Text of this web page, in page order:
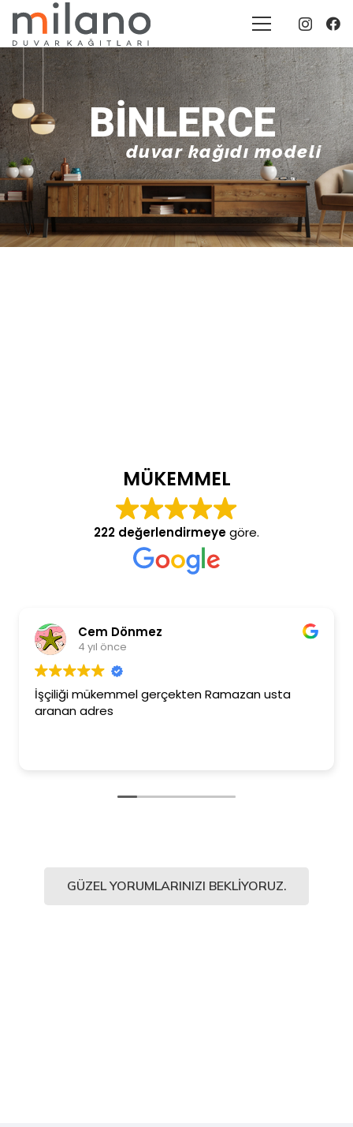
BINLERCE
duvar kağıdı modeli
MÜKEMMEL
222 değerlendirmeyegöre.
Cem Dönmez
4 yıl önce
İşçiliği mükemmel gerçekten Ramazan usta
aranan adres
GÜZEL YORUMLARINIZI BEKLIYORUZ.